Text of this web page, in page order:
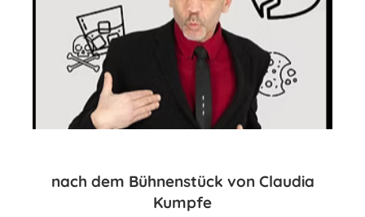
nach dem Bühnenstück von Claudia
Kumpfe